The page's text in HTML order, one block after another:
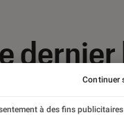
à des fins
Continuer